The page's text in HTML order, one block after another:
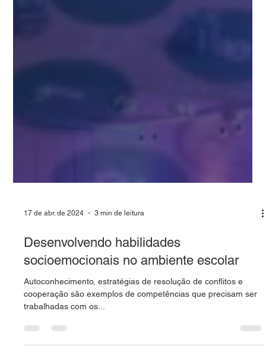
17 de abr. de 2024 3 min de leitura
Desenvolvendo habilidades
socioemocionais no ambiente escolar
Autoconhecimento, estratégias de resolução de conflitos e
trabalhadas com os...